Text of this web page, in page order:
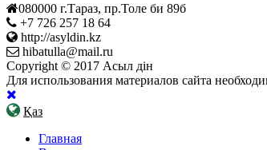
080000 г.Тараз, пр.Толе би 89б
+7 726 257 18 64
http://asyldin.kz
hibatulla@mail.ru
Copyright © 2017 Асыл дін
Для использования материалов сайта
Қаз
Главная